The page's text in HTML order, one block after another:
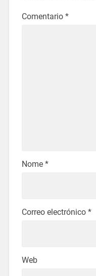
Comentario *
Nome *
Correo electrónico *
Web